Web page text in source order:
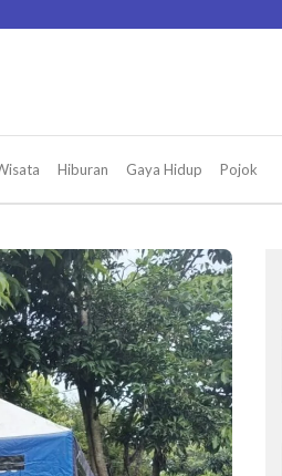
Hiburan Gaya Hidup Pojok